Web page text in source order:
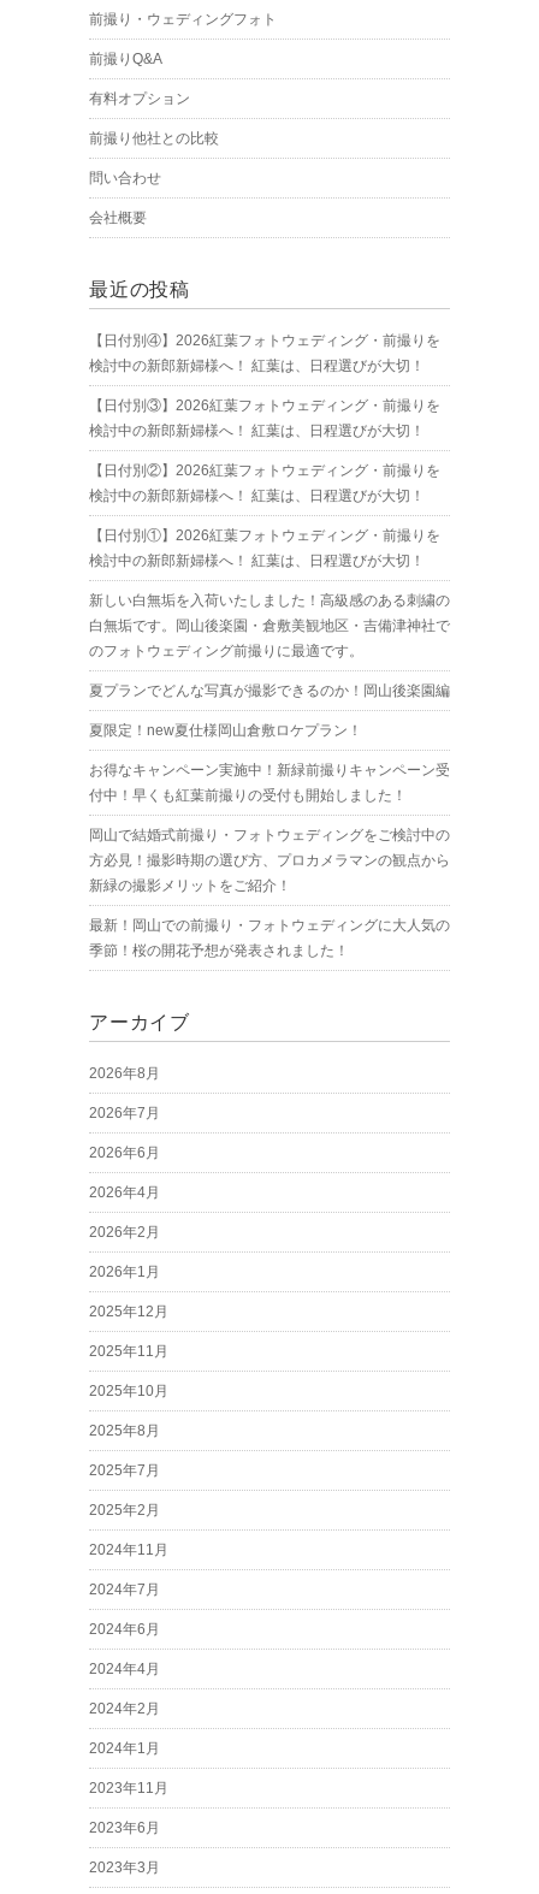
前撮り・ウェディングフォト
前撮りQ&A
有料オプション
前撮り他社との比較
問い合わせ
会社概要
最近の投稿
【日付別④】2026紅葉フォトウェディング・前撮りを
検討中の新郎新婦様へ！ 紅葉は、日程選びが大切！
【日付別③】2026紅葉フォトウェディング・前撮りを
検討中の新郎新婦様へ！ 紅葉は、日程選びが大切！
【日付別②】2026紅葉フォトウェディング・前撮りを
検討中の新郎新婦様へ！ 紅葉は、日程選びが大切！
【日付別①】2026紅葉フォトウェディング・前撮りを
検討中の新郎新婦様へ！ 紅葉は、日程選びが大切！
新しい白無垢を入荷いたしました！高級感のある刺繍の
白無垢です。岡山後楽園・倉敷美観地区・吉備津神社で
のフォトウェディング前撮りに最適です。
夏プランでどんな写真が撮影できるのか！岡山後楽園編
夏限定！new夏仕様岡山倉敷ロケプラン！
お得なキャンペーン実施中！新緑前撮りキャンペーン受
付中！早くも紅葉前撮りの受付も開始しました！
岡山で結婚式前撮り・フォトウェディングをご検討中の
方必見！撮影時期の選び方、プロカメラマンの観点から
新緑の撮影メリットをご紹介！
最新！岡山での前撮り・フォトウェディングに大人気の
季節！桜の開花予想が発表されました！
アーカイブ
2026年8月
2026年7月
2026年6月
2026年4月
2026年2月
2026年1月
2025年12月
2025年11月
2025年10月
2025年8月
2025年7月
2025年2月
2024年11月
2024年7月
2024年6月
2024年4月
2024年2月
2024年1月
2023年11月
2023年6月
2023年3月